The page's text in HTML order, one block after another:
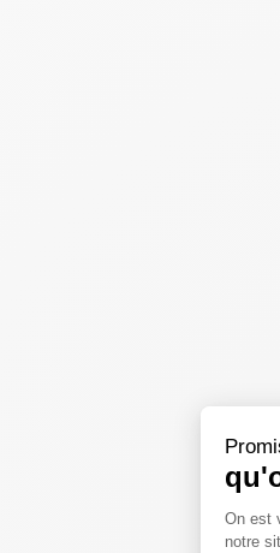
On est
notre